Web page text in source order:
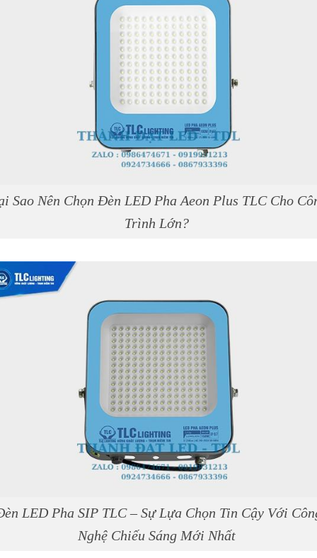
Sao Nên Chọn Đèn LED Pha Aeon Plus TLC Cho
Trình Lớn?
LED Pha SIP TLC – Sự Lựa Chọn Tin Cậy Với
Nghệ Chiếu Sáng Mới Nhất